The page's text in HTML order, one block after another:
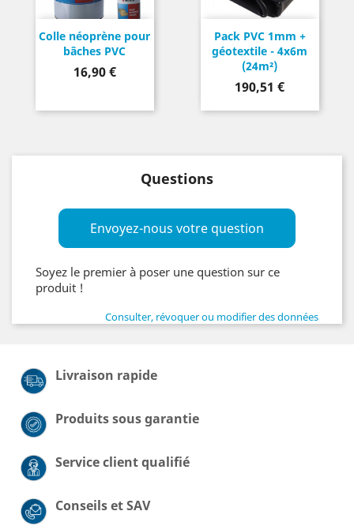
Colle néoprène pour
bâches PVC
Prix
16,90 €
Pack PVC 1mm +
géotextile - 4x6m
(24m²)
Prix
190,51 €
Questions
Envoyez-nous votre question
Soyez le premier à poser une question sur ce
produit !
Consulter, révoquer ou modifier des données
Livraison rapide
Produits sous garantie
Service client qualifié
Conseils et SAV